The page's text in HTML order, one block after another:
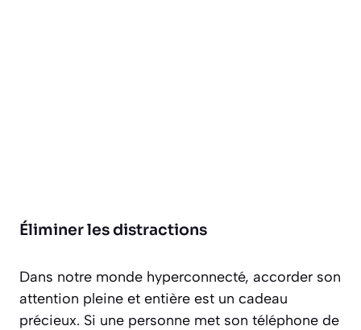
Éliminer les distractions
Dans notre monde hyperconnecté, accorder son
attention pleine et entière est un cadeau
précieux. Si une personne met son téléphone de